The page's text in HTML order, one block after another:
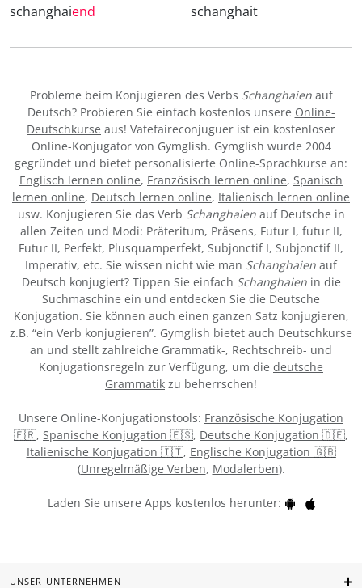
schanghaiend schanghait
Probleme beim Konjugieren des Verbs Schanghaienauf
Deutsch? Probieren Sie einfach kostenlos unsere Online-
Deutschkurse aus! Vatefaireconjuguer ist ein kostenloser
Online-Konjugator von Gymglish. Gymglish wurde 2004
gegründet und bietet personalisierte Online-Sprachkurse an:
Englisch lernen online, Französisch lernen online, Spanisch
lernen online, Deutsch lernen online, Italienisch lernen online
usw. Konjugieren Sie das Verb Schanghaienauf Deutsche in
allen Zeiten und Modi: Präteritum, Präsens, Futur I, futur II,
Futur II, Perfekt, Plusquamperfekt, Subjonctif I, Subjonctif II,
Imperativ, etc. Sie wissen nicht wie man Schanghaien auf
Deutsch konjugiert? Tippen Sie einfach Schanghaienin die
Suchmaschine ein und entdecken Sie die Deutsche
Konjugation. Sie können auch einen ganzen Satz konjugieren,
z.B. “ein Verb konjugieren”. Gymglish bietet auch Deutschkurse
an und stellt zahlreiche Grammatik-, Rechtschreib- und
Konjugationsregeln zur Verfügung, um die deutsche
Grammatik zu beherrschen!
Unsere Online-Konjugationstools: Französische Konjugation
🇫🇷, Spanische Konjugation 🇪🇸, Deutsche Konjugation 🇩🇪,
Italienische Konjugation 🇮🇹, Englische Konjugation 🇬🇧
(Unregelmäßige Verben, Modalerben).
Laden Sie unsere Apps kostenlos herunter:
UNSER UNTERNEHMEN